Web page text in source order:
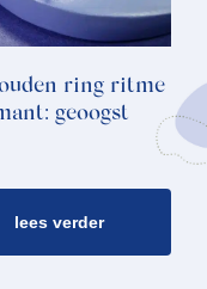
ring ritme
geoogst
lees verder